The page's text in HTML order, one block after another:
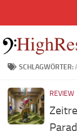
SCHLAGWÖRTER:
REVIEW